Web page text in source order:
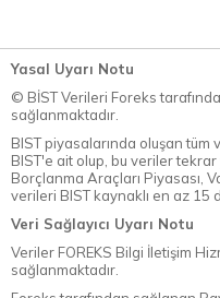
Yasal Uyarı Notu
© BİST Verileri Foreks
sağlanmaktadır.
BIST piyasalarında oluşan
BIST'e ait olup, bu veriler
Borçlanma Araçları Piyasası,
verileri BIST kaynaklı en az
Veri Sağlayıcı Uyarı Notu
Veriler FOREKS Bilgi İletişim
sağlanmaktadır.